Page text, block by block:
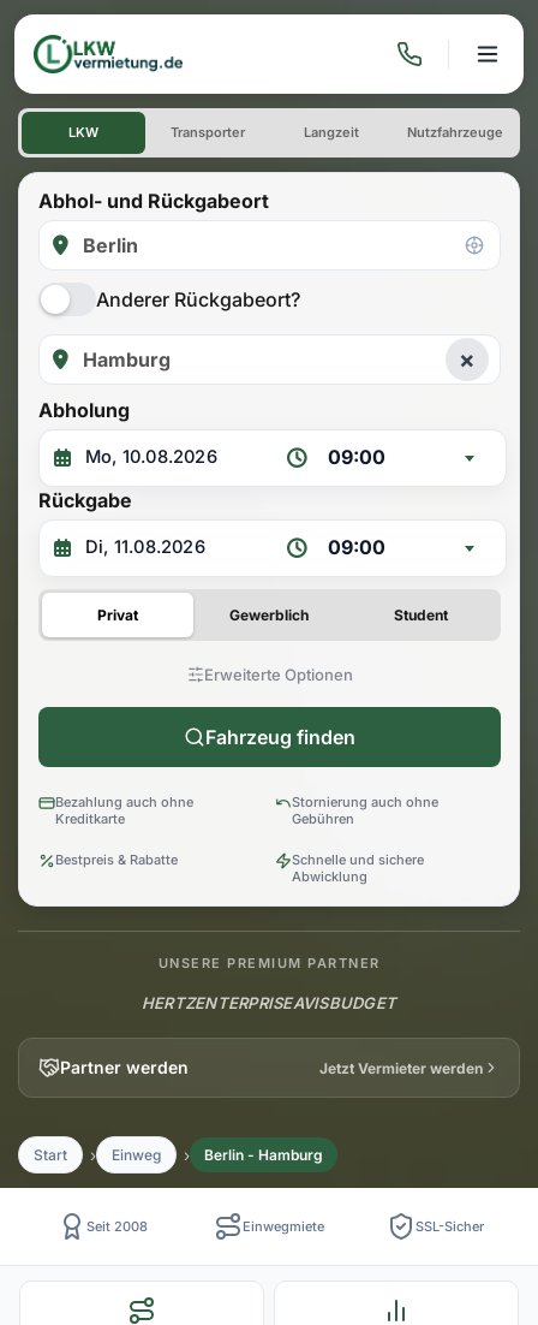
LKW mieten: Einwegmiete
LKW Transporter Langzeit Nutzfahrzeuge
Abhol- und Rückgabeort
Anderer Rückgabeort?
×
Abholung
09:00
Rückgabe
09:00
Privat Gewerblich Student
Erweiterte Optionen
Fahrzeug finden
Bezahlung auch ohne
Kreditkarte
Stornierung auch ohne
Gebühren
Bestpreis & Rabatte
Schnelle und sichere
Abwicklung
UNSERE PREMIUM PARTNER
HERTZENTERPRISEAVISBUDGET
Partner werden Jetzt Vermieter werden
Start Einweg Berlin - Hamburg
Seit 2008 Einwegmiete SSL-Sicher